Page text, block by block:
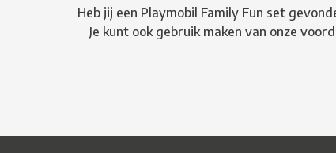
Heb jij een Playmobil Family Fun set
Je kunt ook gebruik maken van onze